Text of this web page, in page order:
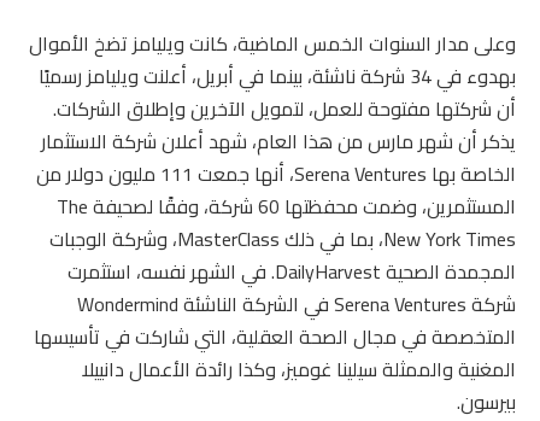
وعلى مدار السنوات الخمس الماضية، كانت ويليامز تضخ الأموال
بهدوء في 34 شركة ناشئة، بينما في أبريل، أعلنت ويليامز رسميًا
أن شركتها مفتوحة للعمل، لتمويل الآخرين وإطلاق الشركات.
يذكر أن شهر مارس من هذا العام، شهد أعلان شركة الاستثمار
الخاصة بها Serena Ventures، أنها جمعت 111 مليون دولار من
المستثمرين، وضمت محفظتها 60 شركة، وفقًا لصحيفة The
New York Times، بما في ذلك MasterClass، وشركة الوجبات
المجمدة الصحية DailyHarvest. في الشهر نفسه، استثمرت
شركة Serena Ventures في الشركة الناشئة Wondermind
المتخصصة في مجال الصحة العقلية، التي شاركت في تأسيسها
المغنية والممثلة سيلينا غوميز، وكذا رائدة الأعمال دانييلا
بيرسون.